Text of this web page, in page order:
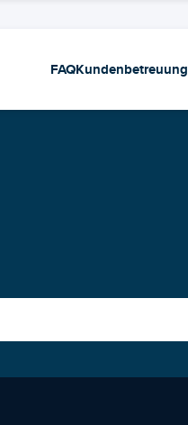
FAQKundenbetreuung